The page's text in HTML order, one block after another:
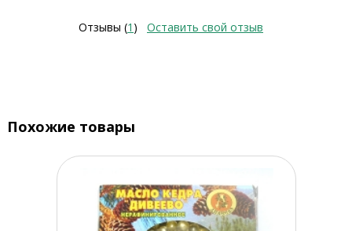
Отзывы (1 ) Оставить свой отзыв
Похожие товары